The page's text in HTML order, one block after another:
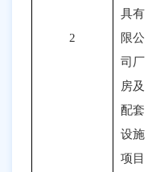
2
具有
限公
司厂
房及
配套
设施
项目